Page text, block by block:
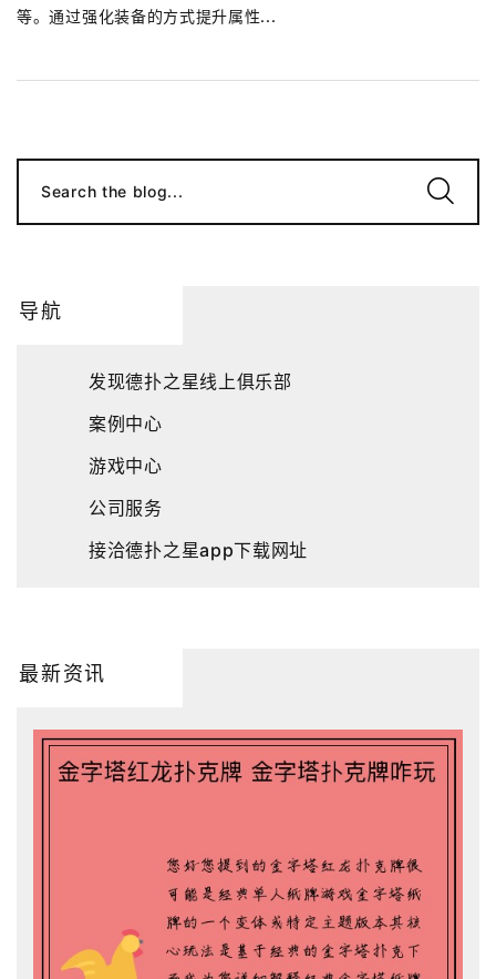
等。通过强化装备的方式提升属性...
Search the blog...
导航
发现德扑之星线上俱乐部
案例中心
游戏中心
公司服务
接洽德扑之星app下载网址
最新资讯